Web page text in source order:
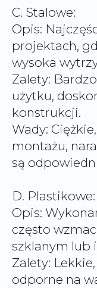
C. Stalowe:
Opis:
projektach,
wysoka
Zalety:
użytku,
konstrukcji.
Wady:
montażu,
są
D. Plastikowe:
Opis:
często
szklanym lub
Zalety:
odporne na